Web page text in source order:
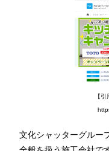
【
文化シャッターグルー